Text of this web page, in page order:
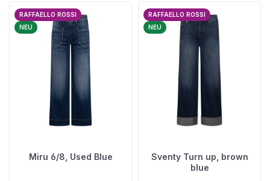
RAFFAELLO ROSSI
NEU
Miru 6/8, Used Blue
RAFFAELLO ROSSI
NEU
Sventy Turn up, brown
blue